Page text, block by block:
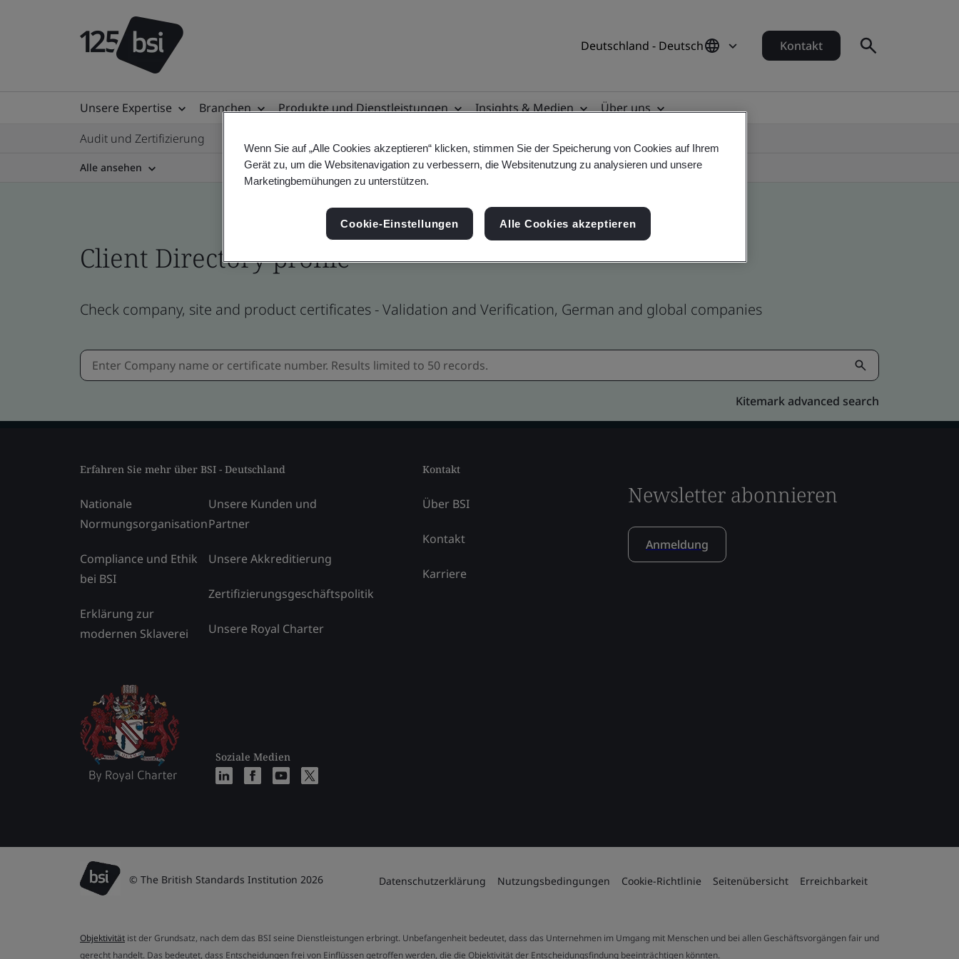
Deutschland - Deutsch Kontakt
Unsere Expertise Branchen Produkte und Dienstleistungen Insights & Medien
Über uns
Audit und Zertifizierung
Alle ansehen
Client Directory profile
Check company, site and product certificates - Validation and Verification, German and global companies
Kitemark advanced search
Erfahren Sie mehr über BSI - Deutschland
Nationale
Normungsorganisation
Compliance und Ethik
bei BSI
Erklärung zur
modernen Sklaverei
Unsere Kunden und
Partner
Unsere Akkreditierung
Zertifizierungsgeschäftspolitik
Unsere Royal Charter
Soziale Medien
Kontakt
Über BSI
Kontakt
Karriere
Newsletter abonnieren
Anmeldung
© The British Standards Institution 2026 Datenschutzerklärung Nutzungsbedingungen Cookie-Richtlinie Seitenübersicht Erreichbarkeit
Objektivität ist der Grundsatz, nach dem das BSI seine Dienstleistungen erbringt. Unbefangenheit bedeutet, dass das Unternehmen im Umgang mit Menschen und bei allen Geschäftsvorgängen fair und
gerecht handelt. Das bedeutet, dass Entscheidungen frei von Einflüssen getroffen werden, die die Objektivität der Entscheidungsfindung beeinträchtigen könnten.
Wenn Sie auf „Alle Cookies akzeptieren“ klicken, stimmen Sie der Speicherung von Cookies auf Ihrem
Gerät zu, um die Websitenavigation zu verbessern, die Websitenutzung zu analysieren und unsere
Marketingbemühungen zu unterstützen.
Cookie-Einstellungen Alle Cookies akzeptieren